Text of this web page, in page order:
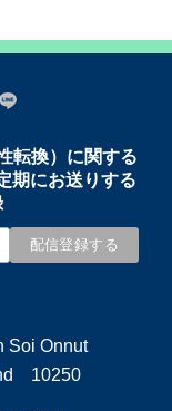
転換）に関する
期にお送りする
Soi Onnut
10250